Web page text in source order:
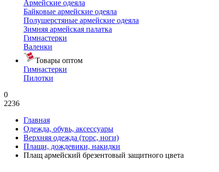
Армейские одеяла
Байковые армейские одеяла
Полушерстяные армейские одеяла
Зимняя армейская палатка
Гимнастерки
Валенки
Товары оптом
Гимнастерки
Пилотки
0
2236
Главная
Одежда, обувь, аксессуары
Верхняя одежда (торс, ноги)
Плащи, дождевики, накидки
Плащ армейский брезентовый защитного цвета